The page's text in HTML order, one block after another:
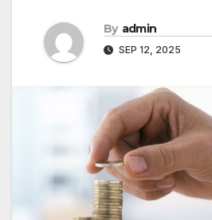
By admin
SEP 12, 2025